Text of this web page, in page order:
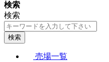
検索
検索
検索
売場一覧